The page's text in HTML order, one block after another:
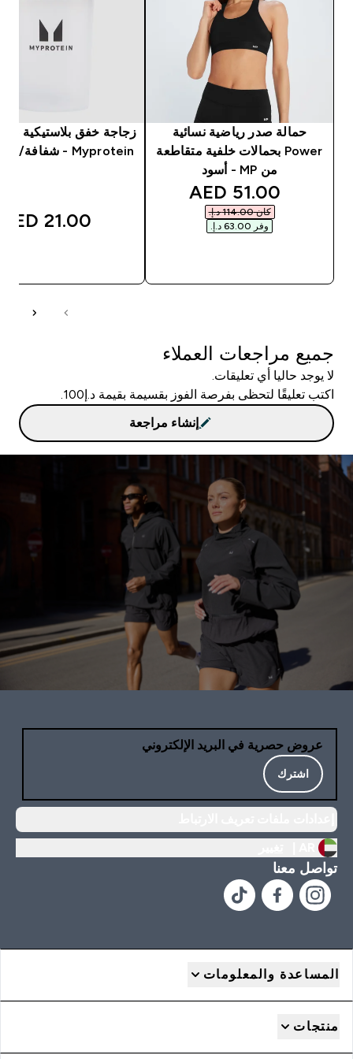
حمالة صدر رياضية نسائية
Power بحمالات خلفية متقاطعة
من MP - أسود
discounted price
51.00 AED‎
كان ‏114.00 د.إ.‏‎
وفر ‏63.00 د.إ.‏‎
زجاجة خفق بلاستيكية
Myprotein - شفافة/ لون أسود
21.00 AED‎
جميع مراجعات العملاء
لا يوجد حاليا أي تعليقات.
اكتب تعليقًا لتحظى بفرصة الفوز بقسيمة بقيمة د.إ100.
إنشاء مراجعة
عروض حصرية في البريد الإلكتروني
اشترك
تواصل معنا
المساعدة والمعلومات
منتجات